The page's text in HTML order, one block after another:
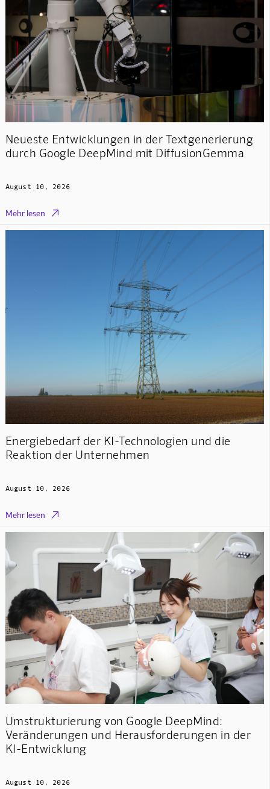
Neueste Entwicklungen in der Textgenerierung
durch Google DeepMind mit DiffusionGemma
August 10, 2026
Mehr lesen 
Energiebedarf der KI-Technologien und die
Reaktion der Unternehmen
August 10, 2026
Mehr lesen 
Umstrukturierung von Google DeepMind:
Veränderungen und Herausforderungen in der
KI-Entwicklung
August 10, 2026